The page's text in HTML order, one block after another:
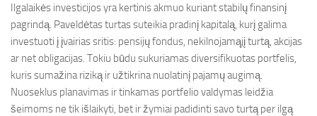
Ilgalaikės investicijos yra kertinis akmuo kuriant stabilų finansinį
pagrindą. Paveldėtas turtas suteikia pradinį kapitalą, kurį galima
investuoti į įvairias sritis: pensijų fondus, nekilnojamąjį turtą, akcijas
ar net obligacijas. Tokiu būdu sukuriamas diversifikuotas portfelis,
kuris sumažina riziką ir užtikrina nuolatinį pajamų augimą.
Nuoseklus planavimas ir tinkamas portfelio valdymas leidžia
šeimoms ne tik išlaikyti, bet ir žymiai padidinti savo turtą per ilgą